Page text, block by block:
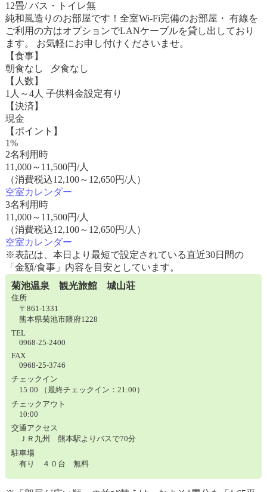
12畳/ バス・トイレ無
純和風造りのお部屋です！全室Wi-Fi完備のお部屋・ 有線を
ご利用の方はオプションでLANケーブルを貸し出しており
ます。 お気軽にお申し付けくださいませ。
【食事】
朝食なし 夕食なし
【人数】
1人～4人 子供料金設定有り
【決済】
現金
【ポイント】
1%
2名利用時
11,000～ 11,500円/人
（消費税込12,100～12,650円/人）
空室カレンダー
3名利用時
11,000～ 11,500円/人
（消費税込12,100～12,650円/人）
空室カレンダー
※表記は、本日より最短で設定されている直近30日間の
「金額/食事」内容を目安としています。
菊池温泉 観光旅館 城山荘
住所
〒861-1331
熊本県菊池市隈府1228
TEL
0968-25-2400
FAX
0968-25-3746
チェックイン
15:00 （最終チェックイン：21:00）
チェックアウト
10:00
交通アクセス
ＪＲ九州 熊本駅よりバスで70分
駐車場
有り ４０台 無料